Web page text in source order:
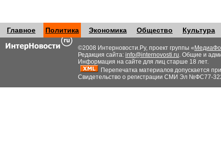
Главное Политика Экономика Общество Культура
©2008 Интерновости.Ру, проект группы «
Редакция сайта: info@internovosti.ru. Общие и
Информация на сайте для лиц старше 18 лет.
Перепечатка материалов допускается
Свидетельство о регистрации СМИ Эл №ФС77-